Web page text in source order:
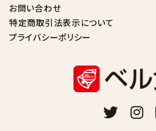
お問い合わせ
特定商取引法表示について
プライバシーポリシー